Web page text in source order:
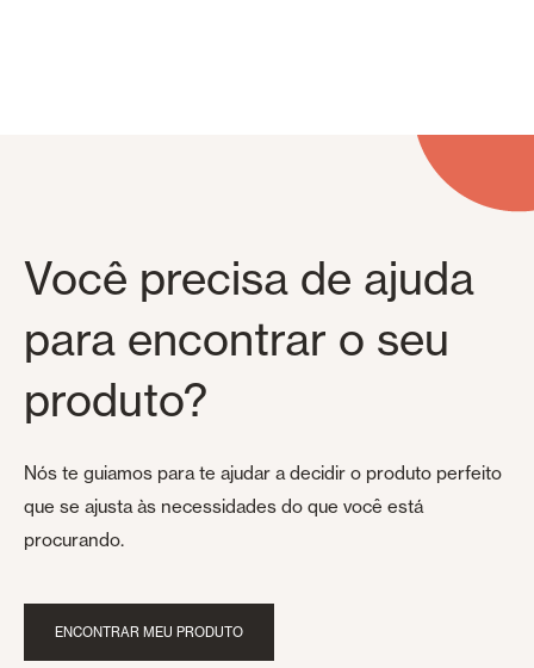
Você precisa de ajuda
para encontrar o seu
produto?
Nós te guiamos para te ajudar a decidir o produto perfeito
que se ajusta às necessidades do que você está
procurando.
ENCONTRAR MEU PRODUTO